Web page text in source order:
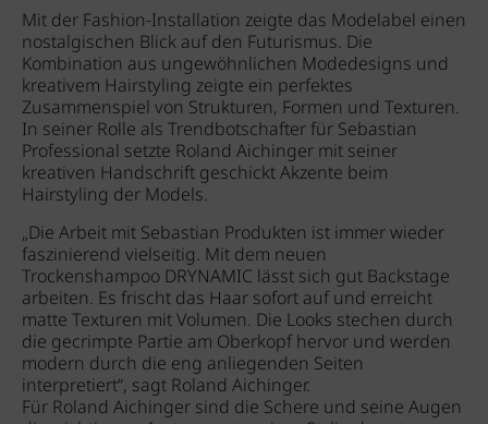
Mit der Fashion-Installation zeigte das Modelabel einen
nostalgischen Blick auf den Futurismus. Die
Kombination aus ungewöhnlichen Modedesigns und
kreativem Hairstyling zeigte ein perfektes
Zusammenspiel von Strukturen, Formen und Texturen.
In seiner Rolle als Trendbotschafter für Sebastian
Professional setzte Roland Aichinger mit seiner
kreativen Handschrift geschickt Akzente beim
Hairstyling der Models.
„Die Arbeit mit Sebastian Produkten ist immer wieder
faszinierend vielseitig. Mit dem neuen
Trockenshampoo DRYNAMIC lässt sich gut Backstage
arbeiten. Es frischt das Haar sofort auf und erreicht
matte Texturen mit Volumen. Die Looks stechen durch
die gecrimpte Partie am Oberkopf hervor und werden
modern durch die eng anliegenden Seiten
interpretiert“, sagt Roland Aichinger.
Für Roland Aichinger sind die Schere und seine Augen